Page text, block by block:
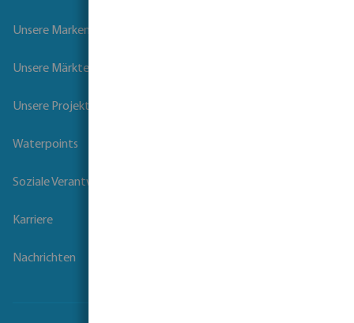
Unsere Marken
Unsere Märkte
Unsere Projekte
Waterpoints
Soziale Verantwortung der Unternehmen
Karriere
Nachrichten